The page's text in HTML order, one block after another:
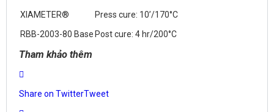
XIAMETER®
RBB-2003-80 Base
Press cure: 10’/170°C
Post cure: 4 hr/200°C
Tham khảo thêm
Share on TwitterTweet